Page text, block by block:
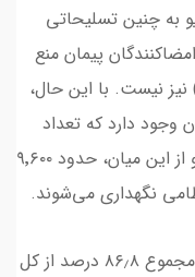
به چنین تسلیحاتی
پیمان منع
نیست. با این حال،
وجود دارد که تعداد
آن‌ها به بیش از ۱۲٬۳۰۰ کلاهک می‌رسد و از این میان، حدود ۹٬۶۰۰
نگهداری می‌شوند.
با وجود این تعداد بالا، تنها دو کشور در مجموع ۸۶٫۸ درصد از کل